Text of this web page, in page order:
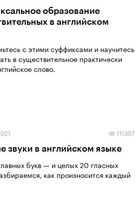
образование
в английском
с этими суффиксами и научитесь
в существительное практически
слово.
111307
звуки в английском языке
букв — и целых 20 гласных
как произносится каждый